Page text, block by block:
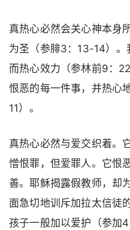
真热心必然会关心神本身
为圣（参腓3：13-14）。
而热心效力（参林前9：
恨恶的每一件事，并热心
11）。
真热心必然与爱交织着。
憎恨罪，但爱罪人。它恨
善。耶稣揭露假教师，却
面急切地训斥加拉太信徒
孩子一般加以爱护（参加4